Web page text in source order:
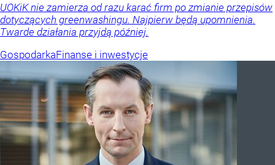
UOKiK nie zamierza od razu karać firm po zmianie przepisów
dotyczących greenwashingu. Najpierw będą upomnienia.
Twarde działania przyjdą później.
GospodarkaFinanse i inwestycje